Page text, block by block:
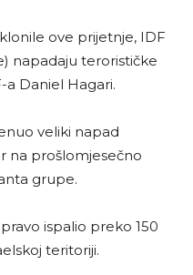
ove prijetnje, IDF
napadaju terorističke
Daniel Hagari.
veliki napad
na prošlomjesečno
grupe.
ispalio preko 150
teritoriji.